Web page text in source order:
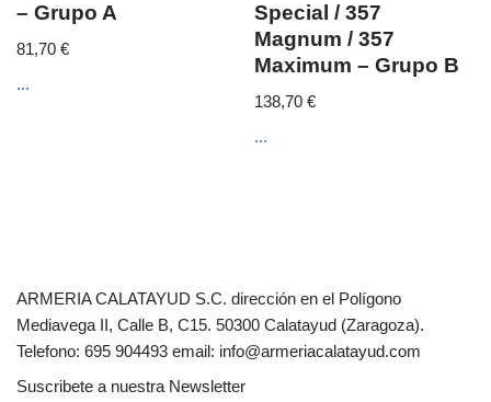
– Grupo A
81,70 €
...
Special / 357
Magnum / 357
Maximum – Grupo B
138,70€
...
ARMERIA CALATAYUD S.C. dirección en el Polígono
Mediavega II, Calle B, C15. 50300 Calatayud (Zaragoza).
Telefono: 695 904493 email: info@armeriacalatayud.com
Suscribete a nuestra Newsletter